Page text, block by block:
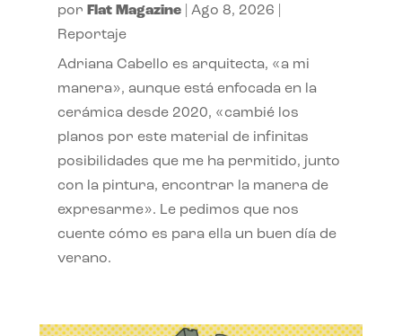
por Flat Magazine| Ago 8, 2026
Reportaje
Adriana Cabello es arquitecta, «a mi
manera», aunque está enfocada en la
cerámica desde 2020, «cambié los
planos por este material de infinitas
posibilidades que me ha permitido, junto
con la pintura, encontrar la manera de
expresarme». Le pedimos que nos
cuente cómo es para ella un buen día de
verano.